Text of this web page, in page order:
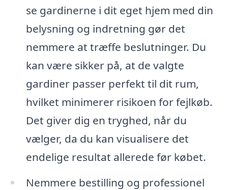
se gardinerne i dit eget hjem med din
belysning og indretning gør det
nemmere at træffe beslutninger. Du
kan være sikker på, at de valgte
gardiner passer perfekt til dit rum,
hvilket minimerer risikoen for fejlkøb.
Det giver dig en tryghed, når du
vælger, da du kan visualisere det
endelige resultat allerede før købet.
Nemmere bestilling og professionel